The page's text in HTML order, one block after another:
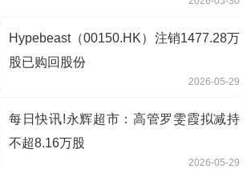
Hypebeast（00150.HK）注销1477.28万
股已购回股份
2026-05-29
每日快讯!永辉超市：高管罗雯霞拟减持
不超8.16万股
2026-05-29